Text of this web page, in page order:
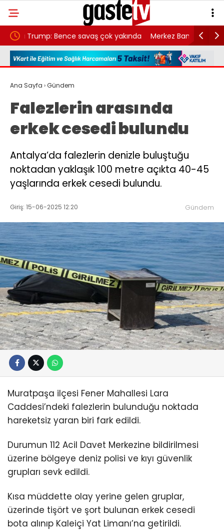
çok yakında Merkez Bankası’nın toplam rezervleri 164,4
milyar dolara yükseldi
Ana Sayfa ›Gündem
Falezlerin arasında
erkek cesedi bulundu
Antalya’da falezlerin denizle buluştuğu
noktadan yaklaşık 100 metre açıkta 40-45
yaşlarında erkek cesedi bulundu.
Giriş: 15-06-2025 12:20 Gündem
Muratpaşa ilçesi Fener Mahallesi Lara
Caddesi’ndeki falezlerin bulunduğu noktada
hareketsiz yaran biri fark edildi.
Durumun 112 Acil Davet Merkezine bildirilmesi
üzerine bölgeye deniz polisi ve kıyı güvenlik
grupları sevk edildi.
Kısa müddette olay yerine gelen gruplar,
üzerinde tişört ve şort bulunan erkek cesedi
bota alınıp Kaleiçi Yat Limanı’na getirildi.